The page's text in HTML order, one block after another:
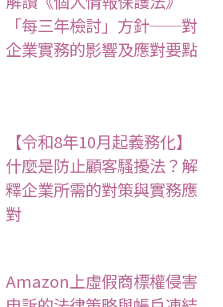
「每三年檢討」方針──對
企業實務的影響及應對要點
【令和8年10月起義務化】
什麼是防止顧客騷擾法？解
釋企業所需的對策與實務應
對
Amazon上虛假商標權侵害